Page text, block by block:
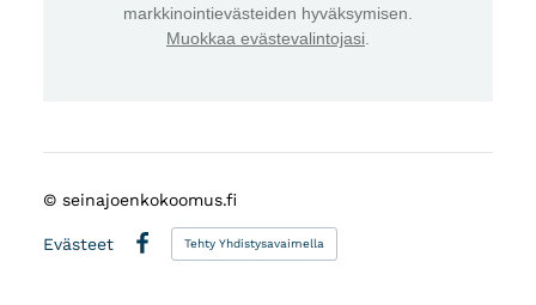
markkinointievästeiden hyväksymisen.
Muokkaa evästevalintojasi
© seinajoenkokoomus.fi
Evästeet
Facebook
Tehty Yhdistysavaimella